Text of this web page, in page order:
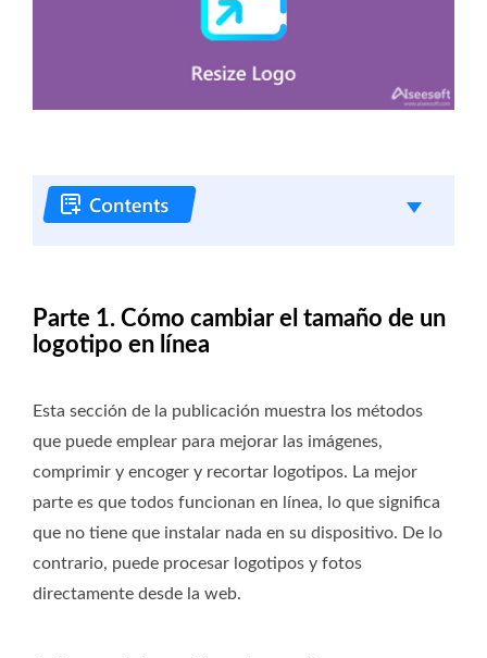
Parte 1. Cómo cambiar el tamaño de un
logotipo en línea
Esta sección de la publicación muestra los métodos
que puede emplear para mejorar las imágenes,
comprimir y encoger y recortar logotipos. La mejor
parte es que todos funcionan en línea, lo que significa
que no tiene que instalar nada en su dispositivo. De lo
contrario, puede procesar logotipos y fotos
directamente desde la web.